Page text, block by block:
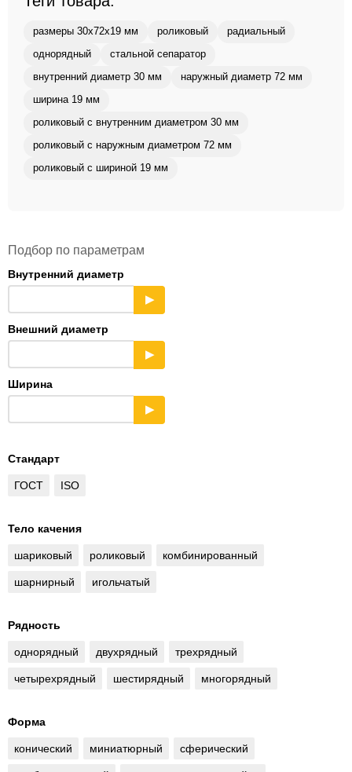
размеры 30x72x19 мм роликовый радиальный
однорядный стальной сепаратор
внутренний диаметр 30 мм наружный диаметр 72 мм
ширина 19 мм
роликовый с внутренним диаметром 30 мм
роликовый с наружным диаметром 72 мм
роликовый с шириной 19 мм
Подбор по параметрам
Внутренний диаметр
▶
Внешний диаметр
▶
Ширина
▶
Стандарт
ГОСТ ISO
Тело качения
шариковый роликовый комбинированный
шарнирный игольчатый
Рядность
однорядный двухрядный трехрядный
четырехрядный шестирядный многорядный
Форма
конический миниатюрный сферический